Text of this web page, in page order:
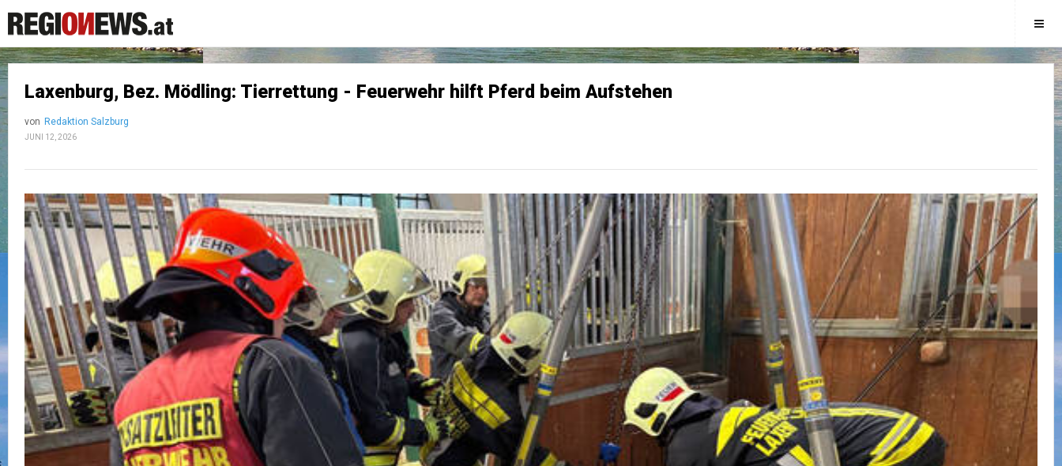
Laxenburg, Bez. Mödling: Tierrettung - Feuerwehr hilft Pferd beim Aufstehen
von Redaktion Salzburg
JUNI 12, 2026